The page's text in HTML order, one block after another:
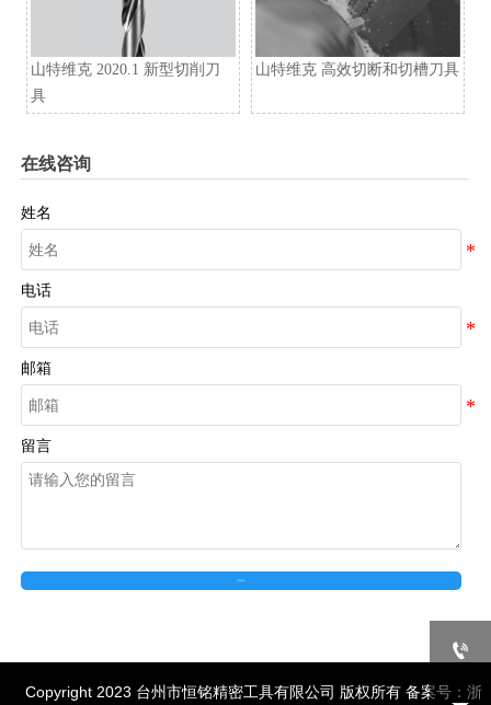
山特维克 2020.1 新型切削刀
具
山特维克 高效切断和切槽刀具
在线咨询
姓名
电话
邮箱
留言
Copyright 2023 台州市恒铭精密工具有限公司 版权所有 备案号： 浙
